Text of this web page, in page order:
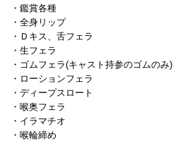
・鑑賞各種
・全身リップ
・Ｄキス、舌フェラ
・生フェラ
・ゴムフェラ(キャスト持参のゴムのみ)
・ローションフェラ
・ディープスロート
・喉奥フェラ
・イラマチオ
・喉輪締め